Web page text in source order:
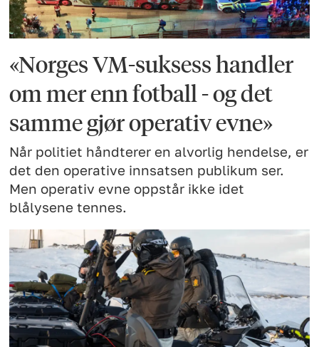
«Norges VM-suksess handler
om mer enn fotball - og det
samme gjør operativ evne»
Når politiet håndterer en alvorlig hendelse, er
det den operative innsatsen publikum ser.
Men operativ evne oppstår ikke idet
blålysene tennes.